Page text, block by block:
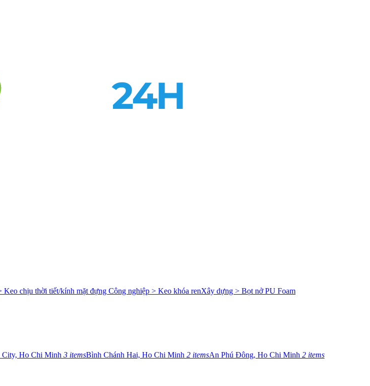
Keo chịu thời tiết/kính mặt đựng Công nghiệp > Keo khóa renXây dựng > Bọt nở PU Foam
Ho Chi Minh 3 itemsBình Chánh Hai, Ho Chi Minh 2 itemsAn Phú Đông, Ho Chi Minh 2 items